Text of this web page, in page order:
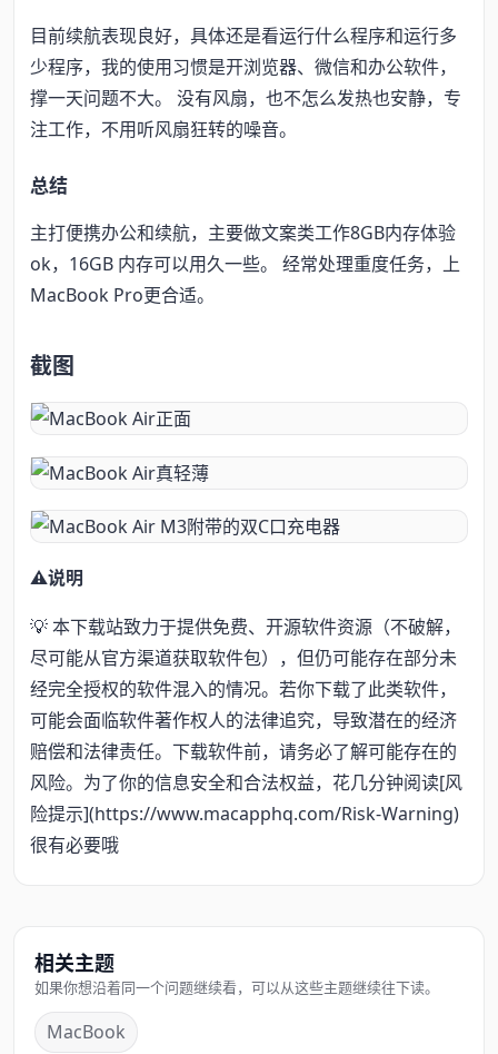
目前续航表现良好，具体还是看运行什么程序和运行多
少程序，我的使用习惯是开浏览器、微信和办公软件，
撑一天问题不大。 没有风扇，也不怎么发热也安静，专
注工作，不用听风扇狂转的噪音。
总结
主打便携办公和续航，主要做文案类工作8GB内存体验
ok，16GB 内存可以用久一些。 经常处理重度任务，上
MacBook Pro更合适。
截图
⚠️说明
💡 本下载站致力于提供免费、开源软件资源（不破解，
尽可能从官方渠道获取软件包），但仍可能存在部分未
经完全授权的软件混入的情况。若你下载了此类软件，
可能会面临软件著作权人的法律追究，导致潜在的经济
赔偿和法律责任。下载软件前，请务必了解可能存在的
风险。为了你的信息安全和合法权益，花几分钟阅读[风
险提示](https://www.macapphq.com/Risk-Warning)
很有必要哦
相关主题
如果你想沿着同一个问题继续看，可以从这些主题继续往下读。
MacBook